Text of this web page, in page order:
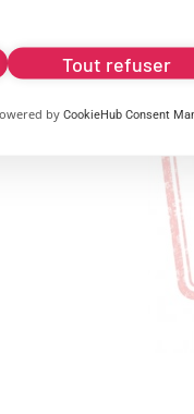
Tout refuser
by CookieHub Consent